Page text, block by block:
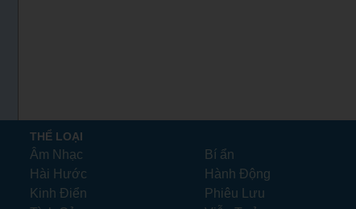
THỂ LOẠI
Âm Nhạc Bí ẩn
Hài Hước
Hành Động
Kinh Điển
Phiêu Lưu